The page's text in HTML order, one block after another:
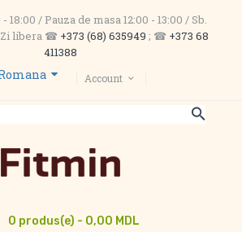
18:00 / Pauza de masa 12:00 - 13:00 / Sb.
Zi libera ☎ +373 (68) 635949 ; ☎ +373 68
411388
Account
0 produs(e) - 0,00 MDL